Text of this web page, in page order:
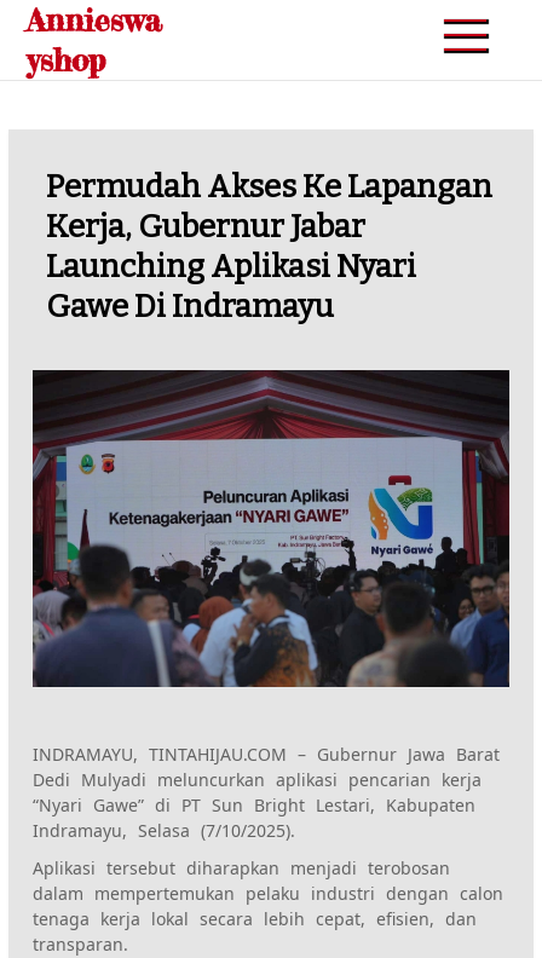
Skip
content
Annieswa
yshop
Permudah Akses Ke Lapangan
Kerja, Gubernur Jabar
Launching Aplikasi Nyari
Gawe Di Indramayu
INDRAMAYU, TINTAHIJAU.COM – Gubernur Jawa Barat
Dedi Mulyadi meluncurkan aplikasi pencarian kerja
“Nyari Gawe” di PT Sun Bright Lestari, Kabupaten
Indramayu, Selasa (7/10/2025).
Aplikasi tersebut diharapkan menjadi terobosan
dalam mempertemukan pelaku industri dengan calon
tenaga kerja lokal secara lebih cepat, efisien, dan
transparan.